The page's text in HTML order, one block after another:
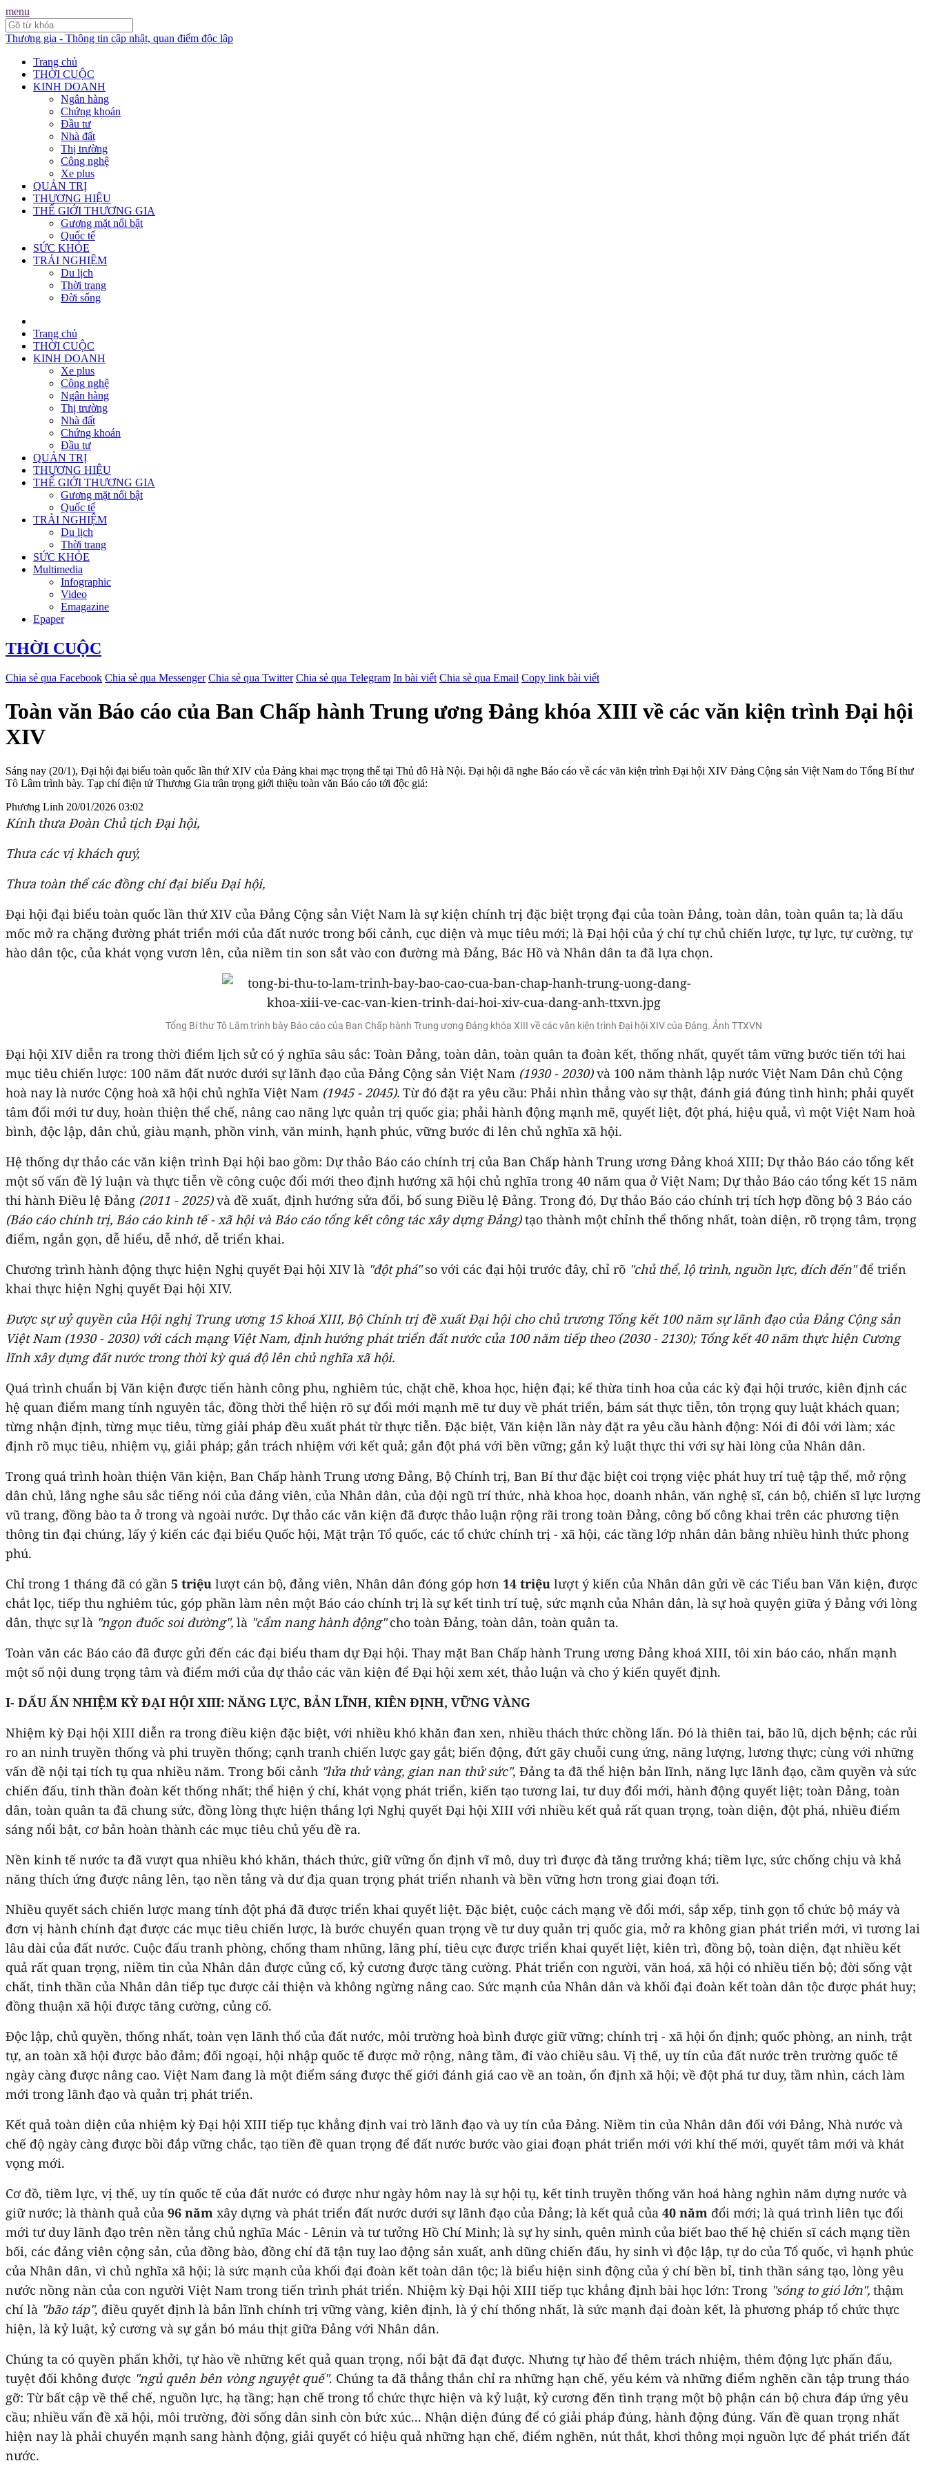
menu
Thương gia - Thông tin cập nhật, quan điểm độc lập
Trang chủ
THỜI CUỘC
KINH DOANH
Ngân hàng
Chứng khoán
Đầu tư
Nhà đất
Thị trường
Công nghệ
Xe plus
QUẢN TRỊ
THƯƠNG HIỆU
THẾ GIỚI THƯƠNG GIA
Gương mặt nổi bật
Quốc tế
SỨC KHỎE
TRẢI NGHIỆM
Du lịch
Thời trang
Đời sống
Trang chủ
THỜI CUỘC
KINH DOANH
Xe plus
Công nghệ
Ngân hàng
Thị trường
Nhà đất
Chứng khoán
Đầu tư
QUẢN TRỊ
THƯƠNG HIỆU
THẾ GIỚI THƯƠNG GIA
Gương mặt nổi bật
Quốc tế
TRẢI NGHIỆM
Du lịch
Thời trang
SỨC KHỎE
Multimedia
Infographic
Video
Emagazine
Epaper
THỜI CUỘC
Chia sẻ qua Facebook Chia sẻ qua Messenger Chia sẻ qua Twitter Chia sẻ qua Telegram In bài viết Chia sẻ qua Email Copy link bài viết
Toàn văn Báo cáo của Ban Chấp hành Trung ương Đảng khóa XIII về các văn kiện trình Đại hội
XIV
Sáng nay (20/1), Đại hội đại biểu toàn quốc lần thứ XIV của Đảng khai mạc trọng thể tại Thủ đô Hà Nội. Đại hội đã nghe Báo cáo về các văn kiện trình Đại hội XIV Đảng Cộng sản Việt Nam do Tổng Bí thư
Tô Lâm trình bày. Tạp chí điện tử Thương Gia trân trọng giới thiệu toàn văn Báo cáo tới độc giả:
Phương Linh 20/01/2026 03:02
Kính thưa Đoàn Chủ tịch Đại hội,
Thưa các vị khách quý,
Thưa toàn thể các đồng chí đại biểu Đại hội,
Đại hội đại biểu toàn quốc lần thứ XIV của Đảng Cộng sản Việt Nam là sự kiện chính trị đặc biệt trọng đại của toàn Đảng, toàn dân, toàn quân ta; là dấu
mốc mở ra chặng đường phát triển mới của đất nước trong bối cảnh, cục diện và mục tiêu mới; là Đại hội của ý chí tự chủ chiến lược, tự lực, tự cường, tự
hào dân tộc, của khát vọng vươn lên, của niềm tin son sắt vào con đường mà Đảng, Bác Hồ và Nhân dân ta đã lựa chọn.
Tổng Bí thư Tô Lâm trình bày Báo cáo của Ban Chấp hành Trung ương Đảng khóa XIII về các văn kiện trình Đại hội XIV của Đảng. Ảnh TTXVN
Đại hội XIV diễn ra trong thời điểm lịch sử có ý nghĩa sâu sắc: Toàn Đảng, toàn dân, toàn quân ta đoàn kết, thống nhất, quyết tâm vững bước tiến tới hai
mục tiêu chiến lược: 100 năm đất nước dưới sự lãnh đạo của Đảng Cộng sản Việt Nam (1930 - 2030)và 100 năm thành lập nước Việt Nam Dân chủ Cộng
hoà nay là nước Cộng hoà xã hội chủ nghĩa Việt Nam (1945 - 2045). Từ đó đặt ra yêu cầu: Phải nhìn thẳng vào sự thật, đánh giá đúng tình hình; phải quyết
tâm đổi mới tư duy, hoàn thiện thể chế, nâng cao năng lực quản trị quốc gia; phải hành động mạnh mẽ, quyết liệt, đột phá, hiệu quả, vì một Việt Nam hoà
bình, độc lập, dân chủ, giàu mạnh, phồn vinh, văn minh, hạnh phúc, vững bước đi lên chủ nghĩa xã hội.
Hệ thống dự thảo các văn kiện trình Đại hội bao gồm: Dự thảo Báo cáo chính trị của Ban Chấp hành Trung ương Đảng khoá XIII; Dự thảo Báo cáo tổng kết
một số vấn đề lý luận và thực tiễn về công cuộc đổi mới theo định hướng xã hội chủ nghĩa trong 40 năm qua ở Việt Nam; Dự thảo Báo cáo tổng kết 15 năm
thi hành Điều lệ Đảng (2011 - 2025)và đề xuất, định hướng sửa đổi, bổ sung Điều lệ Đảng. Trong đó, Dự thảo Báo cáo chính trị tích hợp đồng bộ 3 Báo cáo
(Báo cáo chính trị, Báo cáo kinh tế - xã hội và Báo cáo tổng kết công tác xây dựng Đảng)tạo thành một chỉnh thể thống nhất, toàn diện, rõ trọng tâm, trọng
điểm, ngắn gọn, dễ hiểu, dễ nhớ, dễ triển khai.
Chương trình hành động thực hiện Nghị quyết Đại hội XIV là "đột phá"so với các đại hội trước đây, chỉ rõ "chủ thể, lộ trình, nguồn lực, đích đến"để triển
khai thực hiện Nghị quyết Đại hội XIV.
Được sự uỷ quyền của Hội nghị Trung ương 15 khoá XIII, Bộ Chính trị đề xuất Đại hội cho chủ trương Tổng kết 100 năm sự lãnh đạo của Đảng Cộng sản
Việt Nam (1930 - 2030) với cách mạng Việt Nam, định hướng phát triển đất nước của 100 năm tiếp theo (2030 - 2130); Tổng kết 40 năm thực hiện Cương
lĩnh xây dựng đất nước trong thời kỳ quá độ lên chủ nghĩa xã hội.
Quá trình chuẩn bị Văn kiện được tiến hành công phu, nghiêm túc, chặt chẽ, khoa học, hiện đại; kế thừa tinh hoa của các kỳ đại hội trước, kiên định các
hệ quan điểm mang tính nguyên tắc, đồng thời thể hiện rõ sự đổi mới mạnh mẽ tư duy về phát triển, bám sát thực tiễn, tôn trọng quy luật khách quan;
từng nhận định, từng mục tiêu, từng giải pháp đều xuất phát từ thực tiễn. Đặc biệt, Văn kiện lần này đặt ra yêu cầu hành động: Nói đi đôi với làm; xác
định rõ mục tiêu, nhiệm vụ, giải pháp; gắn trách nhiệm với kết quả; gắn đột phá với bền vững; gắn kỷ luật thực thi với sự hài lòng của Nhân dân.
Trong quá trình hoàn thiện Văn kiện, Ban Chấp hành Trung ương Đảng, Bộ Chính trị, Ban Bí thư đặc biệt coi trọng việc phát huy trí tuệ tập thể, mở rộng
dân chủ, lắng nghe sâu sắc tiếng nói của đảng viên, của Nhân dân, của đội ngũ trí thức, nhà khoa học, doanh nhân, văn nghệ sĩ, cán bộ, chiến sĩ lực lượng
vũ trang, đồng bào ta ở trong và ngoài nước. Dự thảo các văn kiện đã được thảo luận rộng rãi trong toàn Đảng, công bố công khai trên các phương tiện
thông tin đại chúng, lấy ý kiến các đại biểu Quốc hội, Mặt trận Tổ quốc, các tổ chức chính trị - xã hội, các tầng lớp nhân dân bằng nhiều hình thức phong
phú.
Chỉ trong 1 tháng đã có gần 5 triệu lượt cán bộ, đảng viên, Nhân dân đóng góp hơn 14 triệu lượt ý kiến của Nhân dân gửi về các Tiểu ban Văn kiện, được
chắt lọc, tiếp thu nghiêm túc, góp phần làm nên một Báo cáo chính trị là sự kết tinh trí tuệ, sức mạnh của Nhân dân, là sự hoà quyện giữa ý Đảng với lòng
dân, thực sự là "ngọn đuốc soi đường", là "cẩm nang hành động"cho toàn Đảng, toàn dân, toàn quân ta.
Toàn văn các Báo cáo đã được gửi đến các đại biểu tham dự Đại hội. Thay mặt Ban Chấp hành Trung ương Đảng khoá XIII, tôi xin báo cáo, nhấn mạnh
một số nội dung trọng tâm và điểm mới của dự thảo các văn kiện để Đại hội xem xét, thảo luận và cho ý kiến quyết định.
I- DẤU ẤN NHIỆM KỲ ĐẠI HỘI XIII: NĂNG LỰC, BẢN LĨNH, KIÊN ĐỊNH, VỮNG VÀNG
Nhiệm kỳ Đại hội XIII diễn ra trong điều kiện đặc biệt, với nhiều khó khăn đan xen, nhiều thách thức chồng lấn. Đó là thiên tai, bão lũ, dịch bệnh; các rủi
ro an ninh truyền thống và phi truyền thống; cạnh tranh chiến lược gay gắt; biến động, đứt gãy chuỗi cung ứng, năng lượng, lương thực; cùng với những
vấn đề nội tại tích tụ qua nhiều năm. Trong bối cảnh "lửa thử vàng, gian nan thử sức", Đảng ta đã thể hiện bản lĩnh, năng lực lãnh đạo, cầm quyền và sức
chiến đấu, tinh thần đoàn kết thống nhất; thể hiện ý chí, khát vọng phát triển, kiến tạo tương lai, tư duy đổi mới, hành động quyết liệt; toàn Đảng, toàn
dân, toàn quân ta đã chung sức, đồng lòng thực hiện thắng lợi Nghị quyết Đại hội XIII với nhiều kết quả rất quan trọng, toàn diện, đột phá, nhiều điểm
sáng nổi bật, cơ bản hoàn thành các mục tiêu chủ yếu đề ra.
Nền kinh tế nước ta đã vượt qua nhiều khó khăn, thách thức, giữ vững ổn định vĩ mô, duy trì được đà tăng trưởng khá; tiềm lực, sức chống chịu và khả
năng thích ứng được nâng lên, tạo nền tảng và dư địa quan trọng phát triển nhanh và bền vững hơn trong giai đoạn tới.
Nhiều quyết sách chiến lược mang tính đột phá đã được triển khai quyết liệt. Đặc biệt, cuộc cách mạng về đổi mới, sắp xếp, tinh gọn tổ chức bộ máy và
đơn vị hành chính đạt được các mục tiêu chiến lược, là bước chuyển quan trọng về tư duy quản trị quốc gia, mở ra không gian phát triển mới, vì tương lai
lâu dài của đất nước. Cuộc đấu tranh phòng, chống tham nhũng, lãng phí, tiêu cực được triển khai quyết liệt, kiên trì, đồng bộ, toàn diện, đạt nhiều kết
quả rất quan trọng, niềm tin của Nhân dân được củng cố, kỷ cương được tăng cường. Phát triển con người, văn hoá, xã hội có nhiều tiến bộ; đời sống vật
chất, tinh thần của Nhân dân tiếp tục được cải thiện và không ngừng nâng cao. Sức mạnh của Nhân dân và khối đại đoàn kết toàn dân tộc được phát huy;
đồng thuận xã hội được tăng cường, củng cố.
Độc lập, chủ quyền, thống nhất, toàn vẹn lãnh thổ của đất nước, môi trường hoà bình được giữ vững; chính trị - xã hội ổn định; quốc phòng, an ninh, trật
tự, an toàn xã hội được bảo đảm; đối ngoại, hội nhập quốc tế được mở rộng, nâng tầm, đi vào chiều sâu. Vị thế, uy tín của đất nước trên trường quốc tế
ngày càng được nâng cao. Việt Nam đang là một điểm sáng được thế giới đánh giá cao về an toàn, ổn định xã hội; về đột phá tư duy, tầm nhìn, cách làm
mới trong lãnh đạo và quản trị phát triển.
Kết quả toàn diện của nhiệm kỳ Đại hội XIII tiếp tục khẳng định vai trò lãnh đạo và uy tín của Đảng. Niềm tin của Nhân dân đối với Đảng, Nhà nước và
chế độ ngày càng được bồi đắp vững chắc, tạo tiền đề quan trọng để đất nước bước vào giai đoạn phát triển mới với khí thế mới, quyết tâm mới và khát
vọng mới.
Cơ đồ, tiềm lực, vị thế, uy tín quốc tế của đất nước có được như ngày hôm nay là sự hội tụ, kết tinh truyền thống văn hoá hàng nghìn năm dựng nước và
giữ nước; là thành quả của 96 năm xây dựng và phát triển đất nước dưới sự lãnh đạo của Đảng; là kết quả của 40 năm đổi mới; là quá trình liên tục đổi
mới tư duy lãnh đạo trên nền tảng chủ nghĩa Mác - Lênin và tư tưởng Hồ Chí Minh; là sự hy sinh, quên mình của biết bao thế hệ chiến sĩ cách mạng tiền
bối, các đảng viên cộng sản, của đồng bào, đồng chí đã tận tuỵ lao động sản xuất, anh dũng chiến đấu, hy sinh vì độc lập, tự do của Tổ quốc, vì hạnh phúc
của Nhân dân, vì chủ nghĩa xã hội; là sức mạnh của khối đại đoàn kết toàn dân tộc; là biểu hiện sinh động của ý chí bền bỉ, tinh thần sáng tạo, lòng yêu
nước nồng nàn của con người Việt Nam trong tiến trình phát triển. Nhiệm kỳ Đại hội XIII tiếp tục khẳng định bài học lớn: Trong "sóng to gió lớn", thậm
chí là "bão táp", điều quyết định là bản lĩnh chính trị vững vàng, kiên định, là ý chí thống nhất, là sức mạnh đại đoàn kết, là phương pháp tổ chức thực
hiện, là kỷ luật, kỷ cương và sự gắn bó máu thịt giữa Đảng với Nhân dân.
Chúng ta có quyền phấn khởi, tự hào về những kết quả quan trọng, nổi bật đã đạt được. Nhưng tự hào để thêm trách nhiệm, thêm động lực phấn đấu,
tuyệt đối không được "ngủ quên bên vòng nguyệt quế". Chúng ta đã thẳng thắn chỉ ra những hạn chế, yếu kém và những điểm nghẽn cần tập trung tháo
gỡ: Từ bất cập về thể chế, nguồn lực, hạ tầng; hạn chế trong tổ chức thực hiện và kỷ luật, kỷ cương đến tình trạng một bộ phận cán bộ chưa đáp ứng yêu
cầu; nhiều vấn đề xã hội, môi trường, đời sống dân sinh còn bức xúc... Nhận diện đúng để có giải pháp đúng, hành động đúng. Vấn đề quan trọng nhất
hiện nay là phải chuyển mạnh sang hành động, giải quyết có hiệu quả những hạn chế, điểm nghẽn, nút thắt, khơi thông mọi nguồn lực để phát triển đất
nước.